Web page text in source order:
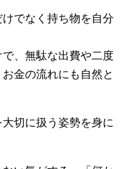
でなく持ち物を自分
、無駄な出費や二度
金の流れにも自然と
切に扱う姿勢を身に